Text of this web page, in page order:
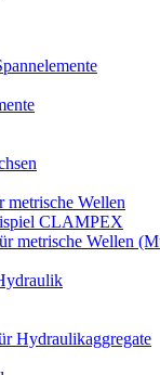
metrische Wellen
CLAMPEX
Hydraulikaggregate